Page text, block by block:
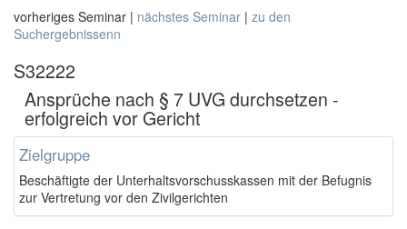
vorheriges Seminar | nächstes Seminar | zu den
Suchergebnissenn
S32222
Ansprüche nach § 7 UVG durchsetzen -
erfolgreich vor Gericht
Zielgruppe
Beschäftigte der Unterhaltsvorschusskassen mit der Befugnis
zur Vertretung vor den Zivilgerichten